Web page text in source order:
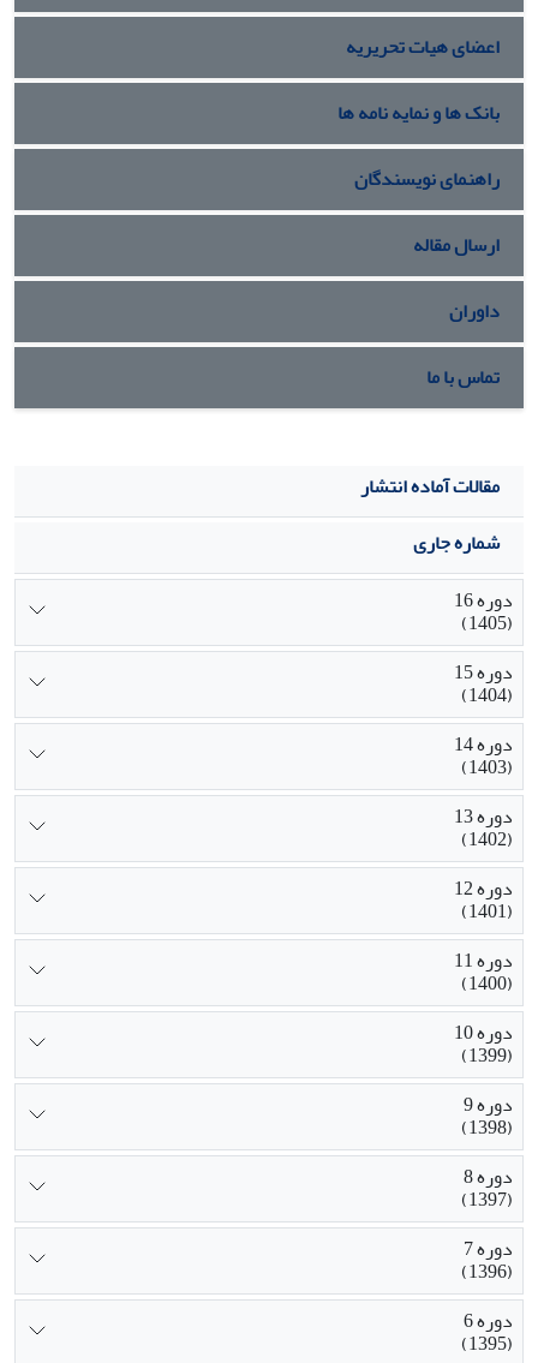
اعضای هیات تحریریه
بانک ها و نمایه نامه ها
راهنمای نویسندگان
ارسال مقاله
داوران
تماس با ما
مقالات آماده انتشار
شماره جاری
دوره 16
(1405)
دوره 15
(1404)
دوره 14
(1403)
دوره 13
(1402)
دوره 12
(1401)
دوره 11
(1400)
دوره 10
(1399)
دوره 9
(1398)
دوره 8
(1397)
دوره 7
(1396)
دوره 6
(1395)